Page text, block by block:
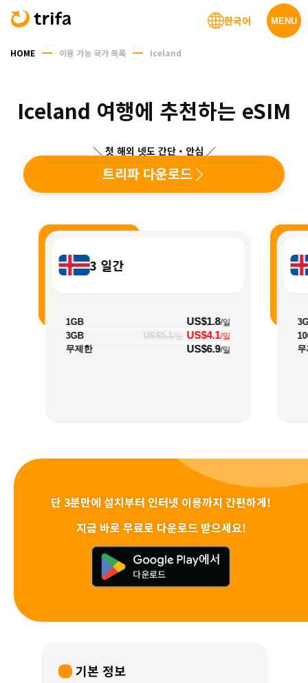
MENU
한국어
HOME 이용 가능 국가 목록 Iceland
Iceland 여행에 추천하는 eSIM
＼ 첫 해외 넷도 간단・안심 ／
트리파 다운로드
3 일간
1GB US$1.8/일
3GB US$5.1/일 US$4.1/일
무제한 US$6.9/일
단 3분만에 설치부터 인터넷 이용까지 간편하게!
지금 바로 무료로 다운로드 받으세요!
기본 정보